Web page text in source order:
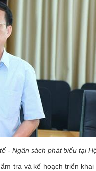
- Ngân sách phát biểu tại
tra và kế hoạch triển